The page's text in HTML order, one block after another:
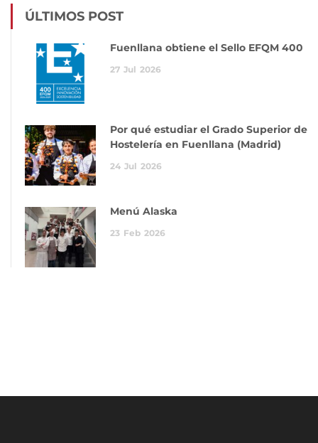
ÚLTIMOS POST
Fuenllana obtiene el Sello EFQM 400
27 Jul 2026
Por qué estudiar el Grado Superior de
Hostelería en Fuenllana (Madrid)
24 Jul 2026
Menú Alaska
23 Feb 2026